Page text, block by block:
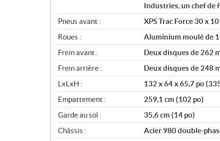
Industries, un chef de
Pneus avant :
XPS Trac Force 30 x
Roues :
Aluminium moulé de
Frein avant :
Deux disques de 262
Frein arrière :
Deux disques de 248
LxLxH :
132 x 64 x 65,7 po
Empattement :
259,1 cm (102 po)
Garde au sol :
35,6 cm (14 po)
Châssis :
Acier 980 double-